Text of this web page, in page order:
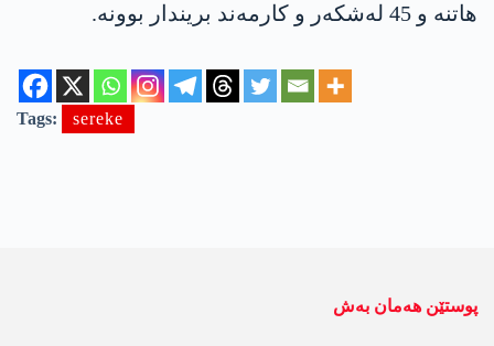
ھاتنە و 45 لەشکەر و کارمەند بریندار بوونە.
Tags: sereke
پوستێن ھەمان بەش